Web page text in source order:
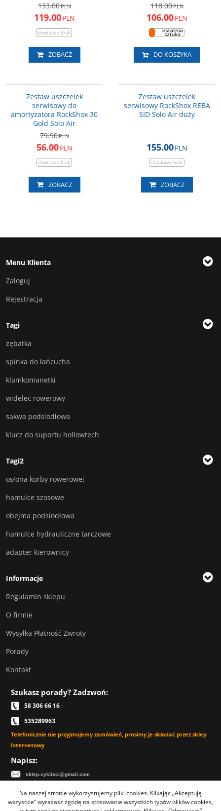
133.00PLN
119.00PLN
ZOBACZ
118.00PLN
106.00PLN
DO KOSZYKA
Zestaw uszczelek
serwisowy do
amortyzatora RockShox 30
Gold Solo Air
79.90PLN
56.00PLN
ZOBACZ
Zestaw uszczelek
serwisowy RockShox REBA
SID Solo Air duży
155.00PLN
ZOBACZ
Menu Klienta
Zaloguj
Rejestracja
Tagi
zębatka
spinka do łańcucha
klamkomanetki
widelec rowerowy
sakwa podsiodłowa
klucz do suportu hollowtech
Tagi2
osłona korby rowerowej
hamulce szosowe
obejma podsiodłowa
hamulce hydrauliczne tarczowe
adapter kierownicy
Informacje
Regulamin sklepu
O firmie
Wysyłka Płatność Zwroty
Porady
Kontakt
Szukasz porady? Zadzwoń:
58 306 66 16
535289963
Telefonicznie nie przyjmujemy zamówień, prosimy je składać przez sklep
internetowy
Napisz:
sklep.cyklisci@gmail.com
Na naszej stronie wykorzystujemy pliki cookies. Klikając „Akceptuję
wszystkie” wyrażasz zgodę na stosowanie wszystkich typów plików cookies,